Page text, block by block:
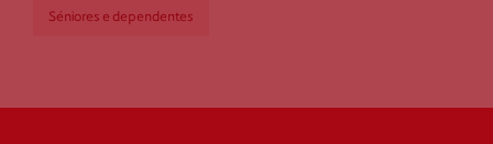
Séniores e dependentes